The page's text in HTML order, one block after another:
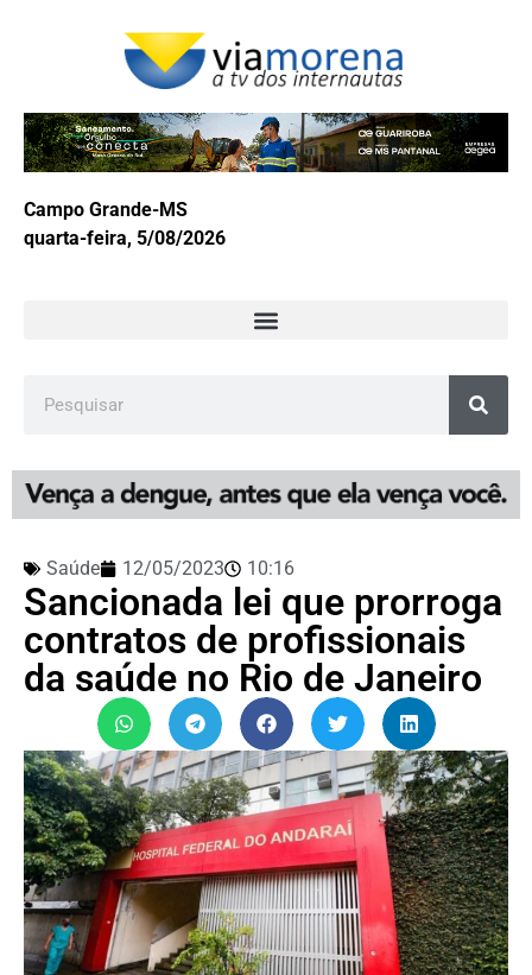
Campo Grande-MS
quarta-feira, 5/08/2026
Saúde 12/05/2023 10:16
Sancionada lei que prorroga
contratos de profissionais
da saúde no Rio de Janeiro